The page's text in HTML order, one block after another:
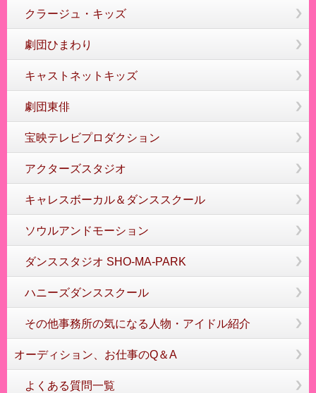
クラージュ・キッズ
劇団ひまわり
キャストネットキッズ
劇団東俳
宝映テレビプロダクション
アクターズスタジオ
キャレスボーカル＆ダンススクール
ソウルアンドモーション
ダンススタジオ SHO-MA-PARK
ハニーズダンススクール
その他事務所の気になる人物・アイドル紹介
オーディション、お仕事のQ＆A
よくある質問一覧